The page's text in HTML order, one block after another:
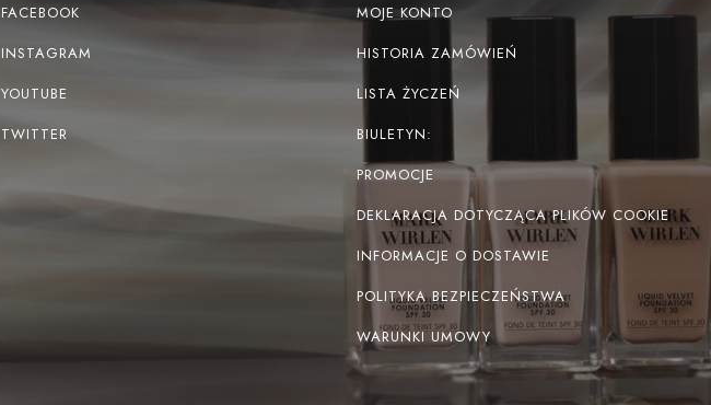
FACEBOOK
INSTAGRAM
YOUTUBE
TWITTER
MOJE KONTO
HISTORIA ZAMÓWIEŃ
LISTA ŻYCZEŃ
BIULETYN:
PROMOCJE
DEKLARACJA DOTYCZĄCA PLIKÓW COOKIE
INFORMACJE O DOSTAWIE
POLITYKA BEZPIECZEŃSTWA
WARUNKI UMOWY